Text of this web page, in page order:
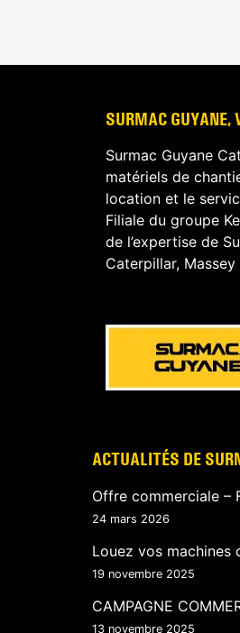
SURMAC GUYANE,
Surmac Guyane
matériels de
location et le
Filiale du groupe
de l’expertise de
Caterpillar,
ACTUALITÉS DE
Offre commerciale –
24 mars 2026
Louez vos machines
19 novembre 2025
CAMPAGNE
13 novembre 2025